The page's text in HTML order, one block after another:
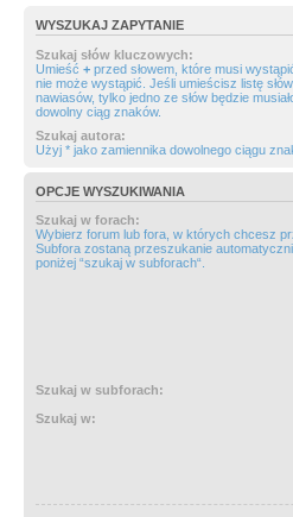
WYSZUKAJ ZAPYTANIE
Szukaj słów kluczowych:
Umieść + przed słowem, które musi
nie może wystąpić. Jeśli umieścisz listę
nawiasów, tylko jedno ze słów będzie
dowolny ciąg znaków.
Szukaj autora:
Użyj * jako zamiennika dowolnego ciągu
OPCJE WYSZUKIWANIA
Szukaj w forach:
Wybierz forum lub fora, w których chcesz
Subfora zostaną przeszukanie
poniżej “szukaj w subforach“.
Szukaj w subforach:
Szukaj w: